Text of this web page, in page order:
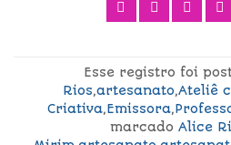
Esse registro foi
Rios,artesanato,Ateliê
Criativa,Emissora,
marcado Alice